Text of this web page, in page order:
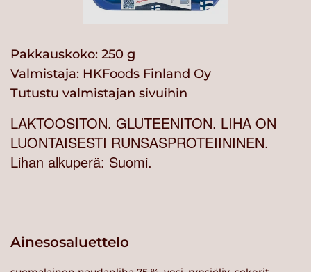
Pakkauskoko: 250 g
Valmistaja: HKFoods Finland Oy
Tutustu valmistajan sivuihin
LAKTOOSITON. GLUTEENITON. LIHA ON
LUONTAISESTI RUNSASPROTEIININEN.
Lihan alkuperä: Suomi.
Ainesosaluettelo